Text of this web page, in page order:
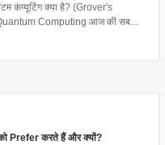
कंप्यूटिंग क्या है? (Grover's
Computing आज की सब...
Prefer करते हैं और क्यों?